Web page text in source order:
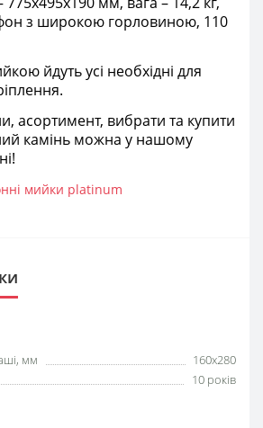
з широкою горловиною, 110
йдуть усі необхідні для
асортимент, вибрати та купити
камінь можна у нашому
мийки platinum
мм
160x280
10 років